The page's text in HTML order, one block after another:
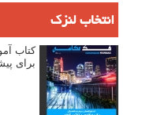
انتخاب لنزک
کتاب
برای